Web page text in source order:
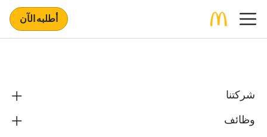
أطلبه الآن
شركتنا
وظائف